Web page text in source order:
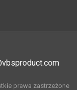
prawa zastrzeżone